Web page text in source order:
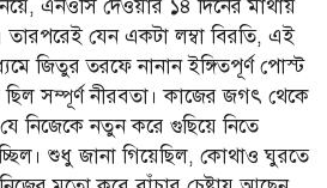
এনওসি দেওয়ার ১৪ দিনের মাথায়
তারপরেই যেন একটা লম্বা বিরতি, এই
জিতুর তরফে নানান ইঙ্গিতপূর্ণ পোস্ট
ছিল সম্পূর্ণ নীরবতা। কাজের জগৎ থেকে
নিজেকে নতুন করে গুছিয়ে নিতে
শুধু জানা গিয়েছিল, কোথাও ঘুরতে